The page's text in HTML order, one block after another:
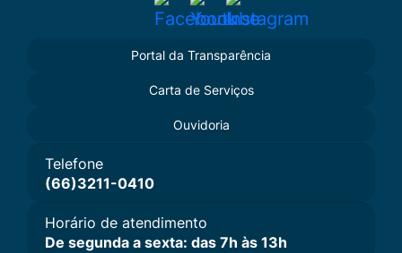
Acessar
Rede
Social
Facebook
Acessar
Rede
Social
Youtube
Acessar
Rede
Social
Portal da Transparência
Carta de Serviços
Ouvidoria
Telefone
(66)3211-0410
Horário de atendimento
De segunda a sexta: das 7h às 13h